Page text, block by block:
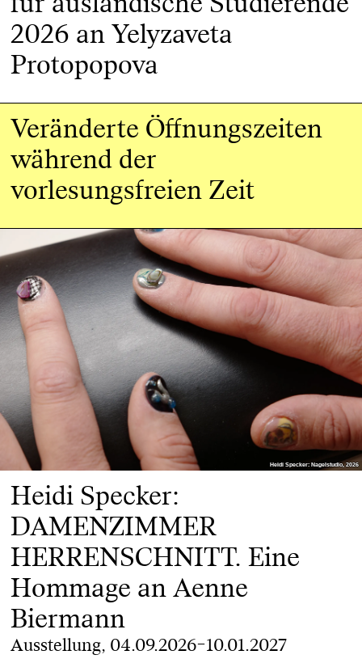
2026 an Yelyzaveta
Protopopova
Veränderte Öffnungszeiten
während der
vorlesungsfreien Zeit
Heidi Specker: Nagelstudio, 2026
Heidi Specker: Nagelstudio, 2026
Heidi Specker:
DAMENZIMMER
HERRENSCHNITT. Eine
Hommage an Aenne
Biermann
Ausstellung, 04.09.2026–10.01.2027